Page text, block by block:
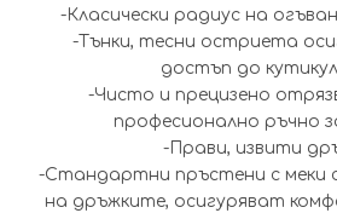
-Класически радиус на
-Тънки, тесни остриета
достъп до
-Чисто и прецизено
професионално ръчно
-Прави, извити
-Стандартни пръстени с меки
на дръжките, осигуряват